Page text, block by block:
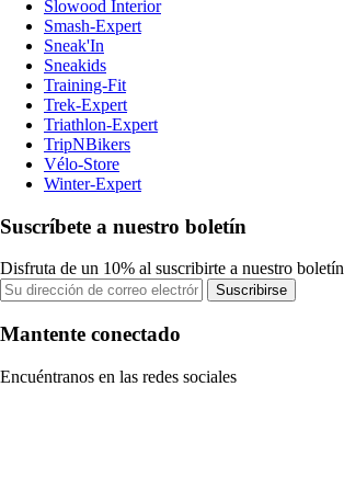
Slowood Interior
Smash-Expert
Sneak'In
Sneakids
Training-Fit
Trek-Expert
Triathlon-Expert
TripNBikers
Vélo-Store
Winter-Expert
Suscríbete a nuestro boletín
Disfruta de un 10% al suscribirte a nuestro boletín
Suscribirse
Mantente conectado
Encuéntranos en las redes sociales